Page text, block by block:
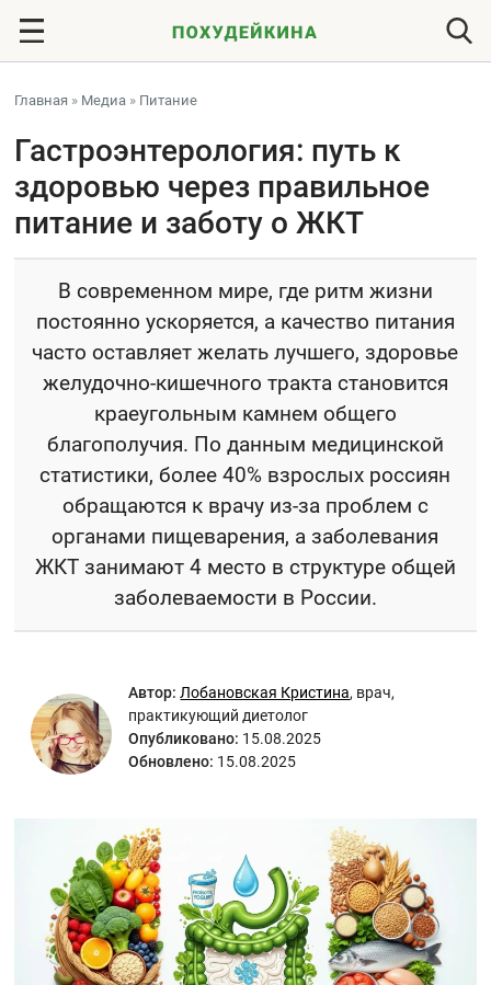
Главная » Медиа » Питание
Гастроэнтерология: путь к
здоровью через правильное
питание и заботу о ЖКТ
В современном мире, где ритм жизни
постоянно ускоряется, а качество питания
часто оставляет желать лучшего, здоровье
желудочно-кишечного тракта становится
краеугольным камнем общего
благополучия. По данным медицинской
статистики, более 40% взрослых россиян
обращаются к врачу из-за проблем с
органами пищеварения, а заболевания
ЖКТ занимают 4 место в структуре общей
заболеваемости в России.
Автор: Лобановская Кристина, врач,
практикующий диетолог
Опубликовано: 15.08.2025
Обновлено: 15.08.2025